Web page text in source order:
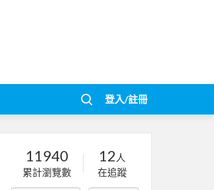
登入/註冊
11940
累計瀏覽數
12 人
在追蹤